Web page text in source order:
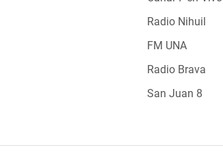
Radio Nihuil
FM UNA
Radio Brava
San Juan 8